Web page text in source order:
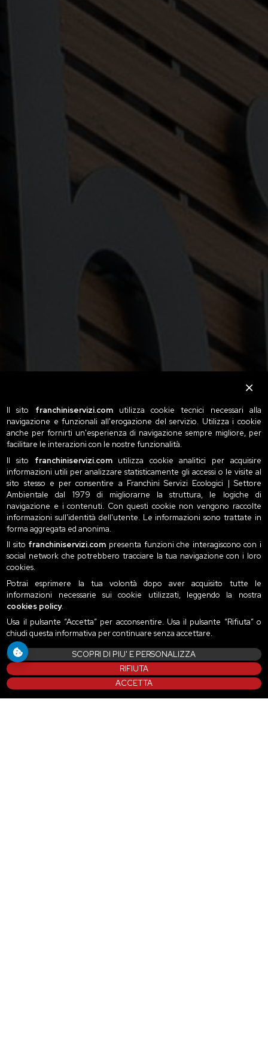
Il sito franchiniservizi.comutilizza cookie tecnici necessari alla
navigazione e funzionali all'erogazione del servizio. Utilizza i cookie
anche per fornirti un'esperienza di navigazione sempre migliore, per
facilitare le interazioni con le nostre funzionalità.
Il sito franchiniservizi.comutilizza cookie analitici per acquisire
informazioni utili per analizzare statisticamente gli accessi o le visite al
sito stesso e per consentire a Franchini Servizi Ecologici | Settore
Ambientale dal 1979 di migliorarne la struttura, le logiche di
navigazione e i contenuti. Con questi cookie non vengono raccolte
informazioni sull'identità dell'utente. Le informazioni sono trattate in
forma aggregata ed anonima.
Il sito franchiniservizi.com presenta funzioni che interagiscono con i
social network che potrebbero tracciare la tua navigazione con i loro
cookies.
Potrai esprimere la tua volontà dopo aver acquisito tutte le
informazioni necessarie sui cookie utilizzati, leggendo la nostra
cookies policy.
Usa il pulsante “Accetta” per acconsentire. Usa il pulsante “Rifiuta” o
chiudi questa informativa per continuare senza accettare.
SCOPRI DI PIU' E PERSONALIZZA
RIFIUTA
ACCETTA